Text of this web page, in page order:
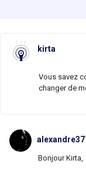
kirta
Vous savez
changer de
Bonjour Kirta,